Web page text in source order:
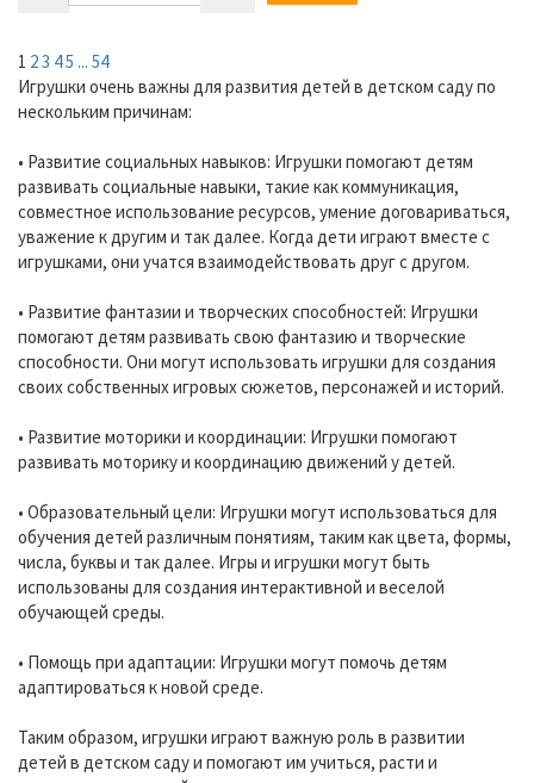
1 23 45 ... 54
Игрушки очень важны для развития детей в детском саду по
нескольким причинам:
• Развитие социальных навыков: Игрушки помогают детям
развивать социальные навыки, такие как коммуникация,
совместное использование ресурсов, умение договариваться,
уважение к другим и так далее. Когда дети играют вместе с
игрушками, они учатся взаимодействовать друг с другом.
• Развитие фантазии и творческих способностей: Игрушки
помогают детям развивать свою фантазию и творческие
способности. Они могут использовать игрушки для создания
своих собственных игровых сюжетов, персонажей и историй.
• Развитие моторики и координации: Игрушки помогают
развивать моторику и координацию движений у детей.
• Образовательный цели: Игрушки могут использоваться для
обучения детей различным понятиям, таким как цвета, формы,
числа, буквы и так далее. Игры и игрушки могут быть
использованы для создания интерактивной и веселой
обучающей среды.
• Помощь при адаптации: Игрушки могут помочь детям
адаптироваться к новой среде.
Таким образом, игрушки играют важную роль в развитии
детей в детском саду и помогают им учиться, расти и